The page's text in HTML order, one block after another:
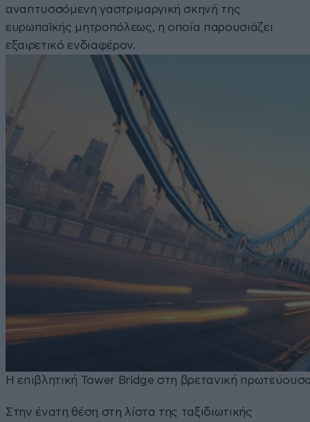
αναπτυσσόμενη γαστριμαργική σκηνή της
ευρωπαϊκής μητροπόλεως, η οποία παρουσιάζει
εξαιρετικό ενδιαφέρον.
Η επιβλητική Tower Bridge στη βρετανική
Στην ένατη θέση στη λίστα της ταξιδιωτικής